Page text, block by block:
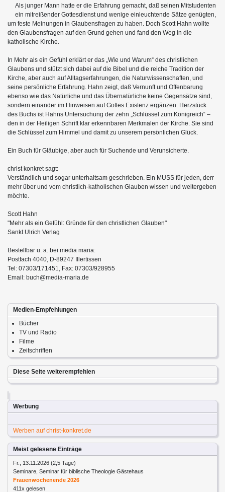
Als junger Mann hatte er die Erfahrung gemacht, daß seinen Mitstudenten
ein mitreißender Gottesdienst und wenige einleuchtende Sätze genügten,
um feste Meinungen in Glaubensfragen zu haben. Doch Scott Hahn wollte
den Glaubensfragen auf den Grund gehen und fand den Weg in die
katholische Kirche.
In Mehr als ein Gefühl erklärt er das „Wie und Warum“ des christlichen
Glaubens und stützt sich dabei auf die Bibel und die reiche Tradition der
Kirche, aber auch auf Alltagserfahrungen, die Naturwissenschaften, und
seine persönliche Erfahrung. Hahn zeigt, daß Vernunft und Offenbarung
ebenso wie das Natürliche und das Übernatürliche keine Gegensätze sind,
sondern einander im Hinweisen auf Gottes Existenz ergänzen. Herzstück
des Buchs ist Hahns Untersuchung der zehn „Schlüssel zum Königreich“ –
den in der Heiligen Schrift klar erkennbaren Merkmalen der Kirche. Sie sind
die Schlüssel zum Himmel und damit zu unserem persönlichen Glück.
Ein Buch für Gläubige, aber auch für Suchende und Verunsicherte.
christ konkret sagt:
Verständlich und sogar unterhaltsam geschrieben. Ein MUSS für jeden, derr
mehr über und vom christlich-katholischen Glauben wissen und weitergeben
möchte.
Scott Hahn
"Mehr als ein Gefühl: Gründe für den christlichen Glauben"
Sankt Ulrich Verlag
Bestellbar u. a. bei media maria:
Postfach 4040, D-89247 Illertissen
Tel: 07303/171451, Fax: 07303/928955
Email: buch@media-maria.de
Medien-Empfehlungen
Bücher
TV und Radio
Filme
Zeitschriften
Diese Seite weiterempfehlen
Werbung
Werben auf christ-konkret.de
Meist gelesene Einträge
Fr., 13.11.2026 (2,5 Tage)
Seminare, Seminar für biblische Theologie Gästehaus
Frauenwochenende 2026
411x gelesen